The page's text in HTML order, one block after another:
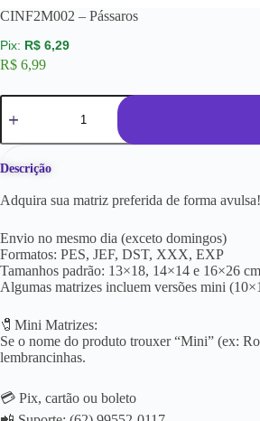
CINF2M002 – Pássaros
R$ 6,29
R$ 6,99
Descrição
Adquira sua matriz preferida de forma
Envio no mesmo dia (exceto domingos)
Formatos: PES, JEF, DST, XXX, EXP
Tamanhos padrão: 13×18, 14×14 e 16×26 cm
Algumas matrizes incluem versões mini
🧷Mini Matrizes:
Se o nome do produto trouxer “Mini” (ex:
lembrancinhas.
💳 Pix, cartão ou boleto